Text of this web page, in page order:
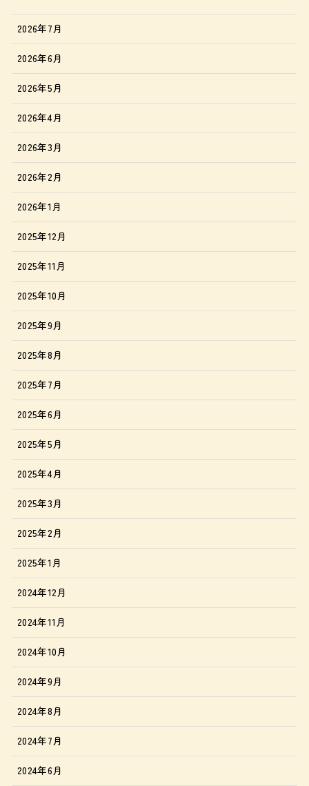
2026年7月
2026年6月
2026年5月
2026年4月
2026年3月
2026年2月
2026年1月
2025年12月
2025年11月
2025年10月
2025年9月
2025年8月
2025年7月
2025年6月
2025年5月
2025年4月
2025年3月
2025年2月
2025年1月
2024年12月
2024年11月
2024年10月
2024年9月
2024年8月
2024年7月
2024年6月